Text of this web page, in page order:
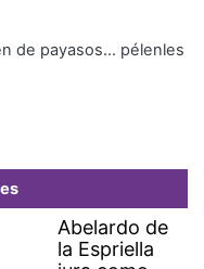
de payasos… pélenles
Abelardo de
la Espriella